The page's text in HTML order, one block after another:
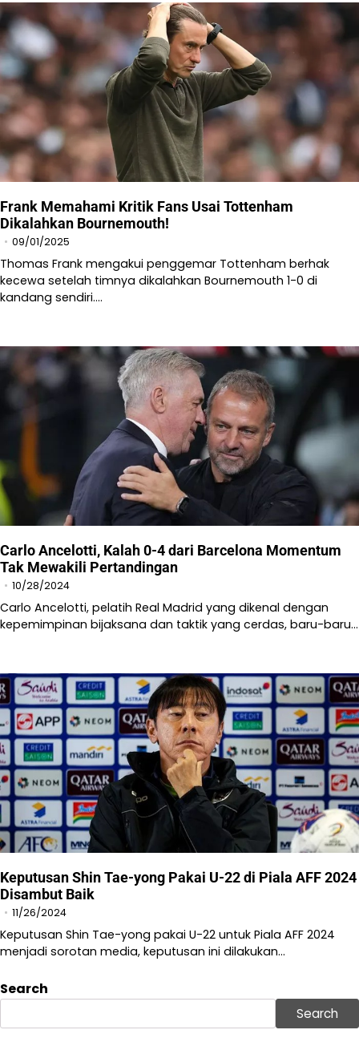
Frank Memahami Kritik Fans Usai Tottenham
Dikalahkan Bournemouth!
09/01/2025
Thomas Frank mengakui penggemar Tottenham berhak
kecewa setelah timnya dikalahkan Bournemouth 1-0 di
kandang sendiri.…
Carlo Ancelotti, Kalah 0-4 dari Barcelona Momentum
Tak Mewakili Pertandingan
10/28/2024
Carlo Ancelotti, pelatih Real Madrid yang dikenal dengan
kepemimpinan bijaksana dan taktik yang cerdas, baru-baru…
Keputusan Shin Tae-yong Pakai U-22 di Piala AFF 2024
Disambut Baik
11/26/2024
Keputusan Shin Tae-yong pakai U-22 untuk Piala AFF 2024
menjadi sorotan media, keputusan ini dilakukan…
Search
Search